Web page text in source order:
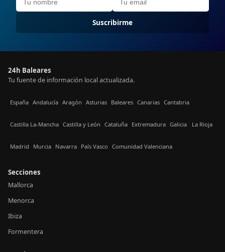
Suscribirme
24h Baleares
Tu fuente de información local actualizada.
España Andalucía Aragón Asturias Baleares Canarias Cantabria
Castilla La-Mancha Castilla y León Cataluña Extremadura Galicia La Rioja
Madrid Murcia Navarra País Vasco Comunidad Valenciana
Secciones
Mallorca
Menorca
Ibiza
Formentera